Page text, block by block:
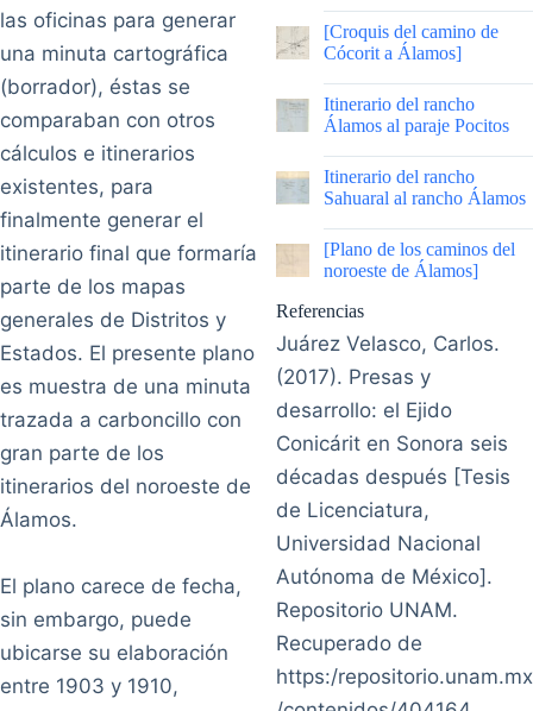
las oficinas para generar
una minuta cartográfica
(borrador), éstas se
comparaban con otros
cálculos e itinerarios
existentes, para
finalmente generar el
itinerario final que formaría
parte de los mapas
generales de Distritos y
Estados. El presente plano
es muestra de una minuta
trazada a carboncillo con
gran parte de los
itinerarios del noroeste de
Álamos.
El plano carece de fecha,
sin embargo, puede
ubicarse su elaboración
entre 1903 y 1910,
|
[Croquis del camino de
Cócorit a Álamos]
|
Itinerario del rancho
Álamos al paraje Pocitos
|
Itinerario del rancho
Sahuaral al rancho Álamos
|
[Plano de los caminos del
noroeste de Álamos]
Referencias
Juárez Velasco, Carlos.
(2017). Presas y
desarrollo: el Ejido
Conicárit en Sonora seis
décadas después [Tesis
de Licenciatura,
Universidad Nacional
Autónoma de México].
Repositorio UNAM.
Recuperado de
https:/repositorio.unam.mx